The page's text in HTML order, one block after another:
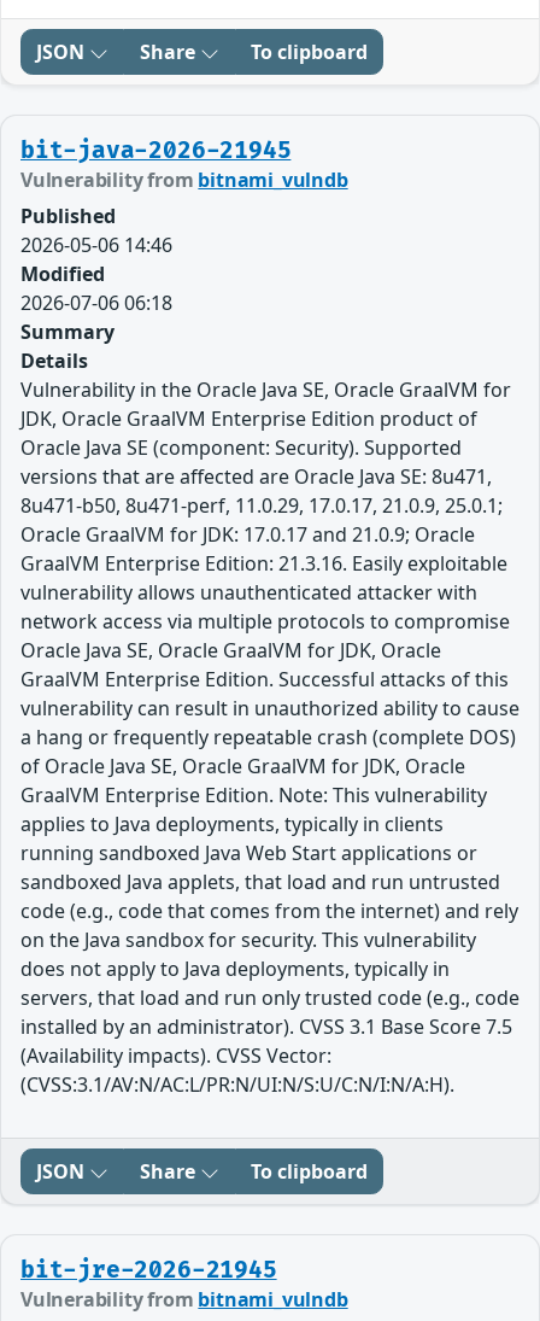
JSON Share To clipboard
bit-java-2026-21945
Vulnerability from bitnami_vulndb
Published
2026-05-06 14:46
Modified
2026-07-06 06:18
Summary
Details
Vulnerability in the Oracle Java SE, Oracle GraalVM for
JDK, Oracle GraalVM Enterprise Edition product of
Oracle Java SE (component: Security). Supported
versions that are affected are Oracle Java SE: 8u471,
8u471-b50, 8u471-perf, 11.0.29, 17.0.17, 21.0.9, 25.0.1;
Oracle GraalVM for JDK: 17.0.17 and 21.0.9; Oracle
GraalVM Enterprise Edition: 21.3.16. Easily exploitable
vulnerability allows unauthenticated attacker with
network access via multiple protocols to compromise
Oracle Java SE, Oracle GraalVM for JDK, Oracle
GraalVM Enterprise Edition. Successful attacks of this
vulnerability can result in unauthorized ability to cause
a hang or frequently repeatable crash (complete DOS)
of Oracle Java SE, Oracle GraalVM for JDK, Oracle
GraalVM Enterprise Edition. Note: This vulnerability
applies to Java deployments, typically in clients
running sandboxed Java Web Start applications or
sandboxed Java applets, that load and run untrusted
code (e.g., code that comes from the internet) and rely
on the Java sandbox for security. This vulnerability
does not apply to Java deployments, typically in
servers, that load and run only trusted code (e.g., code
installed by an administrator). CVSS 3.1 Base Score 7.5
(Availability impacts). CVSS Vector:
(CVSS:3.1/AV:N/AC:L/PR:N/UI:N/S:U/C:N/I:N/A:H).
JSON Share To clipboard
bit-jre-2026-21945
Vulnerability from bitnami_vulndb